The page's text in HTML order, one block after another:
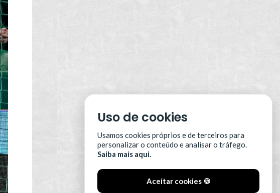
Uso de cookies
Usamos cookies próprios e de terceiros para
personalizar o conteúdo e analisar o tráfego.
Saiba mais aqui.
Aceitar cookies 🍪